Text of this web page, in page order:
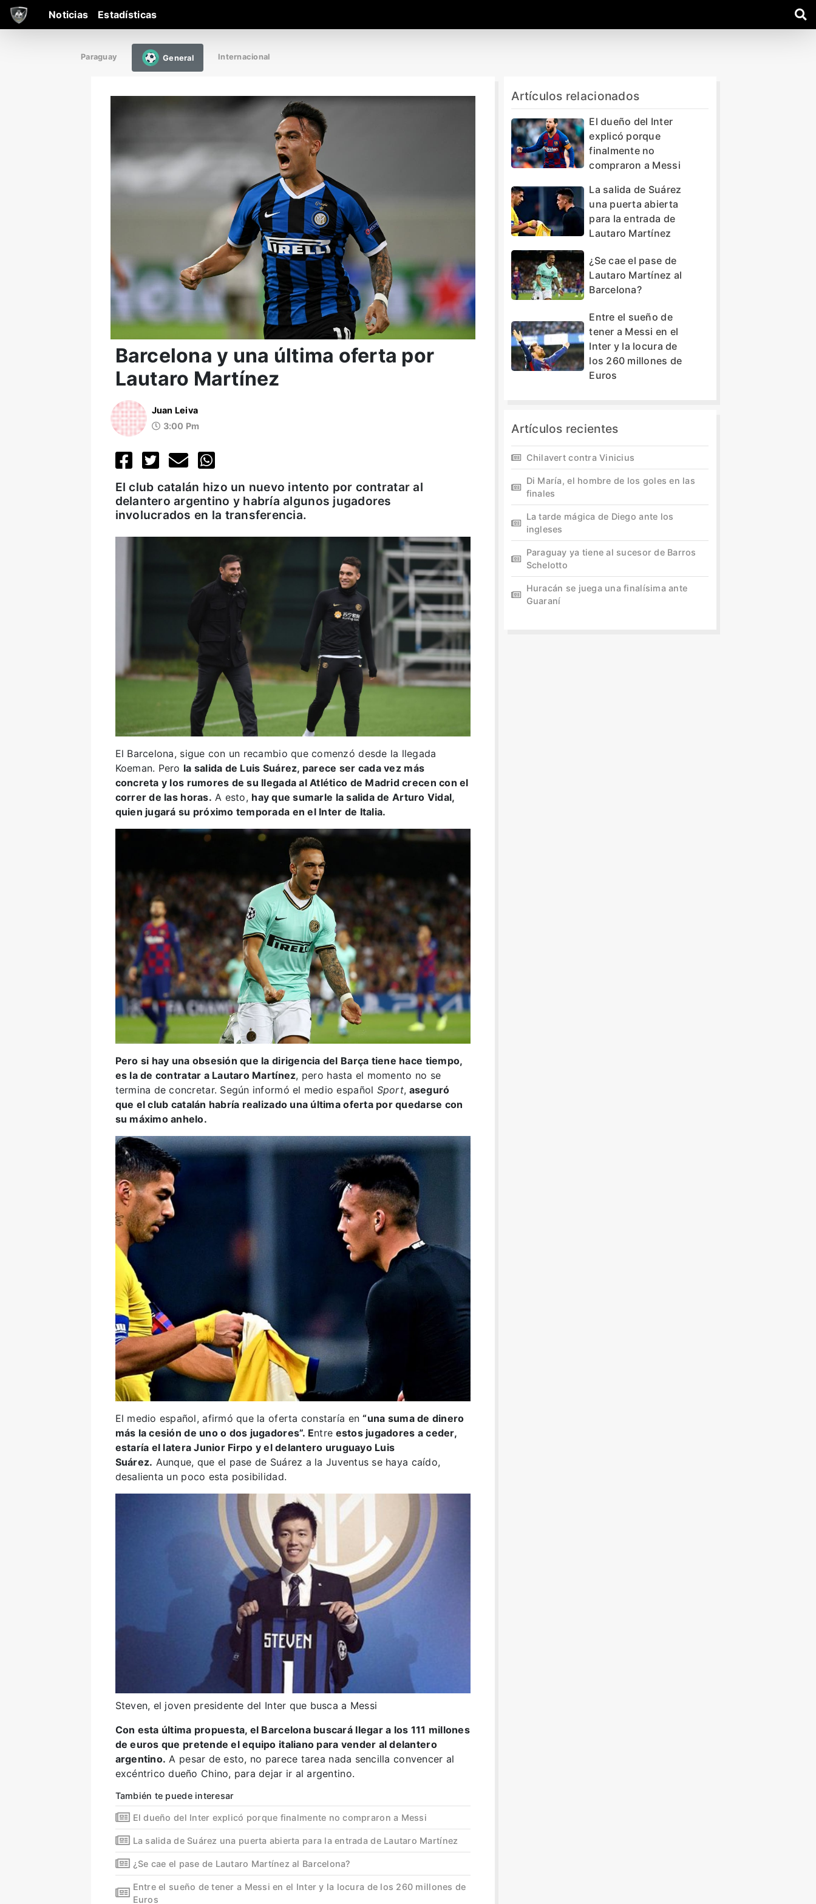
Noticias Estadísticas
Paraguay General Internacional
Barcelona y una última oferta por
Lautaro Martínez
Juan Leiva
3:00 Pm
El club catalán hizo un nuevo intento por contratar al
delantero argentino y habría algunos jugadores
involucrados en la transferencia.
El Barcelona, sigue con un recambio que comenzó desde la llegada
Koeman. Pero la salida de Luis Suárez, parece ser cada vez más
concreta y los rumores de su llegada al Atlético de Madrid crecen con el
correr de las horas. A esto, hay que sumarle la salida de Arturo Vidal,
quien jugará su próximo temporada en el Inter de Italia.
Pero si hay una obsesión que la dirigencia del Barça tiene hace tiempo,
es la de contratar a Lautaro Martínez, pero hasta el momento no se
termina de concretar. Según informó el medio español Sport, aseguró
que el club catalán habría realizado una última oferta por quedarse con
su máximo anhelo.
El medio español, afirmó que la oferta constaría en“una suma de dinero
más la cesión de uno o dos jugadores”. Entre estos jugadores a ceder,
estaría el latera Junior Firpo y el delantero uruguayo Luis
Suárez. Aunque, que el pase de Suárez a la Juventus se haya caído,
desalienta un poco esta posibilidad.
Steven, el joven presidente del Inter que busca a Messi
Con esta última propuesta, el Barcelona buscará llegar a los 111 millones
de euros que pretende el equipo italiano para vender al delantero
argentino. A pesar de esto, no parece tarea nada sencilla convencer al
excéntrico dueño Chino, para dejar ir al argentino.
También te puede interesar
El dueño del Inter explicó porque finalmente no compraron a Messi
La salida de Suárez una puerta abierta para la entrada de Lautaro Martínez
¿Se cae el pase de Lautaro Martínez al Barcelona?
Entre el sueño de tener a Messi en el Inter y la locura de los 260 millones de
Euros
Artículos relacionados
El dueño del Inter
explicó porque
finalmente no
compraron a Messi
La salida de Suárez
una puerta abierta
para la entrada de
Lautaro Martínez
¿Se cae el pase de
Lautaro Martínez al
Barcelona?
Entre el sueño de
tener a Messi en el
Inter y la locura de
los 260 millones de
Euros
Artículos recientes
Chilavert contra Vinicius
Di María, el hombre de los goles en las
finales
La tarde mágica de Diego ante los
ingleses
Paraguay ya tiene al sucesor de Barros
Schelotto
Huracán se juega una finalísima ante
Guaraní